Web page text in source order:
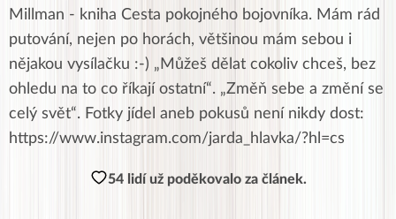
Millman - kniha Cesta pokojného bojovníka. Mám rád
putování, nejen po horách, většinou mám sebou i
nějakou vysílačku :-) „Můžeš dělat cokoliv chceš, bez
ohledu na to co říkají ostatní“. „Změň sebe a změní se
celý svět“. Fotky jídel aneb pokusů není nikdy dost:
https://www.instagram.com/jarda_hlavka/?hl=cs
54 lidí už poděkovalo za článek.